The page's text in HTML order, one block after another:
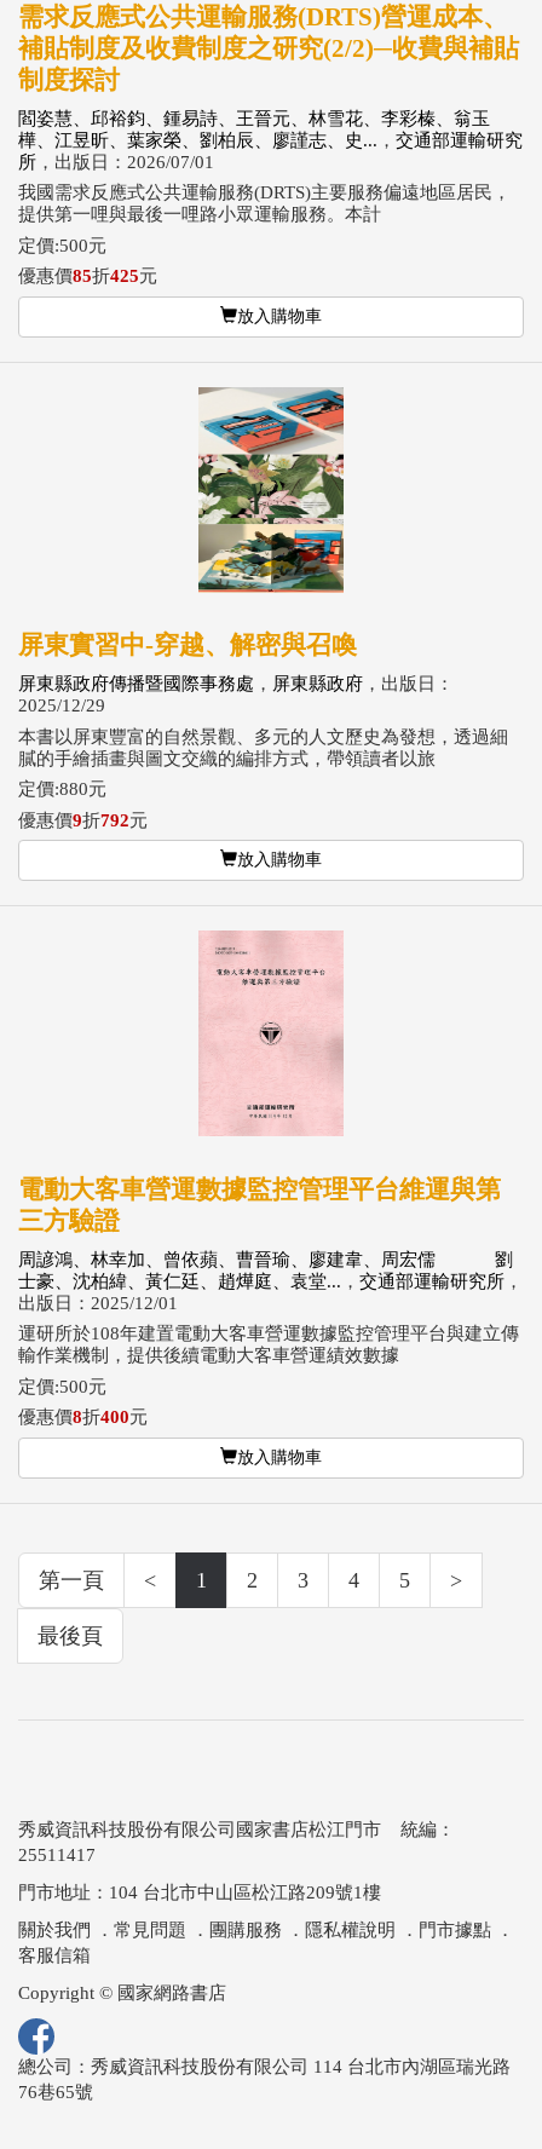
需求反應式公共運輸服務(DRTS)營運成本、
補貼制度及收費制度之研究(2/2)─收費與補貼
制度探討
閻姿慧、邱裕鈞、鍾易詩、王晉元、林雪花、李彩榛、翁玉
樺、江昱昕、葉家榮、劉柏辰、廖謹志、史... ， 交通部運輸研究
所 ，出版日：2026/07/01
我國需求反應式公共運輸服務(DRTS)主要服務偏遠地區居民，
提供第一哩與最後一哩路小眾運輸服務。本計
定價:500元
優惠價85折425元
放入購物車
屏東實習中-穿越、解密與召喚
屏東縣政府傳播暨國際事務處 ， 屏東縣政府 ，出版日：
2025/12/29
本書以屏東豐富的自然景觀、多元的人文歷史為發想，透過細
膩的手繪插畫與圖文交織的編排方式，帶領讀者以旅
定價:880元
優惠價9折792元
放入購物車
電動大客車營運數據監控管理平台維運與第
三方驗證
周諺鴻、林幸加、曾依蘋、曹晉瑜、廖建韋、周宏儒 劉
士豪、沈柏緯、黃仁廷、趙燁庭、袁堂... ， 交通部運輸研究所 ，
出版日：2025/12/01
運研所於108年建置電動大客車營運數據監控管理平台與建立傳
輸作業機制，提供後續電動大客車營運績效數據
定價:500元
優惠價8折400元
放入購物車
第一頁 < 1 2 3 4 5 >
最後頁
秀威資訊科技股份有限公司國家書店松江門市 統編：
25511417
門市地址：104 台北市中山區松江路209號1樓
關於我們 ． 常見問題 ． 團購服務 ． 隱私權說明 ． 門市據點 ．
客服信箱
Copyright © 國家網路書店
總公司：秀威資訊科技股份有限公司 114 台北市內湖區瑞光路
76巷65號